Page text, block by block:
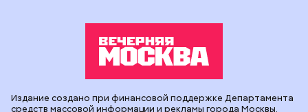
Издание создано при финансовой поддержке Департамента
средств массовой информации и рекламы города Москвы.